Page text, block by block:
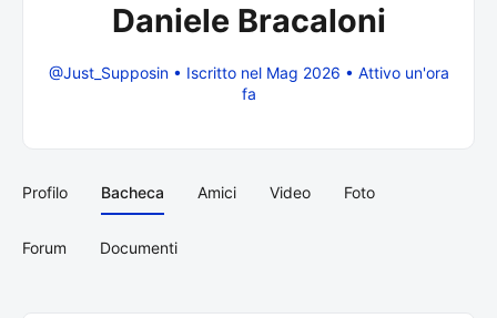
Daniele Bracaloni
@Just_Supposin • Iscritto nel Mag 2026 • Attivo un'ora
fa
Profilo Bacheca Amici Video Foto
Forum Documenti